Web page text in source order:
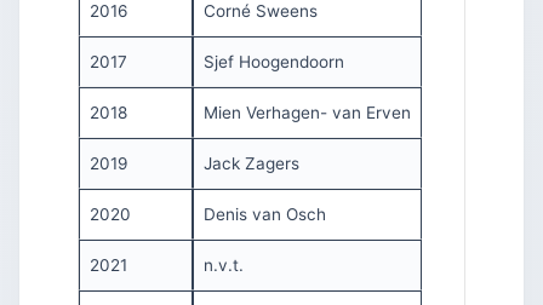
2016 Corné Sweens
2017 Sjef Hoogendoorn
2018 Mien Verhagen- van Erven
2019 Jack Zagers
2020 Denis van Osch
2021 n.v.t.